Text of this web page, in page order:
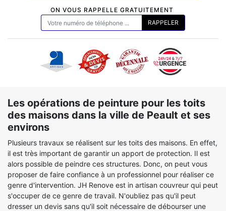
ON VOUS RAPPELLE GRATUITEMENT
Les opérations de peinture pour les toits
des maisons dans la ville de Peault et ses
environs
Plusieurs travaux se réalisent sur les toits des maisons. En effet,
il est très important de garantir un apport de protection. Il est
alors possible de peindre ces structures. Donc, on peut vous
proposer de faire confiance à un professionnel pour réaliser ce
genre d'intervention. JH Renove est in artisan couvreur qui peut
s'occuper de ce genre de travail. N'oubliez pas qu'il peut
dresser un devis sans qu'il soit nécessaire de débourser une